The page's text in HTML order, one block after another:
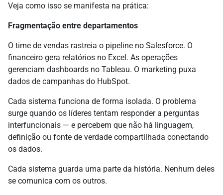
Veja como isso se manifesta na prática:
Fragmentação entre departamentos
O time de vendas rastreia o pipeline no Salesforce. O
financeiro gera relatórios no Excel. As operações
gerenciam dashboards no Tableau. O marketing puxa
dados de campanhas do HubSpot.
Cada sistema funciona de forma isolada. O problema
surge quando os líderes tentam responder a perguntas
interfuncionais — e percebem que não há linguagem,
definição ou fonte de verdade compartilhada conectando
os dados.
Cada sistema guarda uma parte da história. Nenhum deles
se comunica com os outros.